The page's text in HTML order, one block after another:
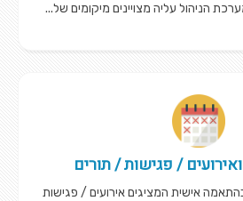
הניהול עליה מצויינים מיקומים של...
/ פגישות / תורים
אישית המציגים אירועים / פגישות